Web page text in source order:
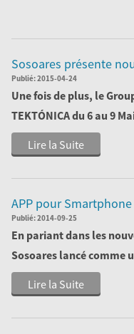
Sosoares présente
Publié:2015-04-24
Une fois de plus, le
TEKTÓNICAdu 6 au 9
Lire la Suite
APP pour Smartphone
Publié:2014-09-25
En pariant dans les
Sosoares lancé comme
sa dernière application
Lire la Suite